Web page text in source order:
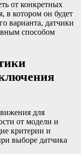
от конкретных
в котором он будет
варианта, датчики
способом
для
от модели и
критерии и
выборе датчика